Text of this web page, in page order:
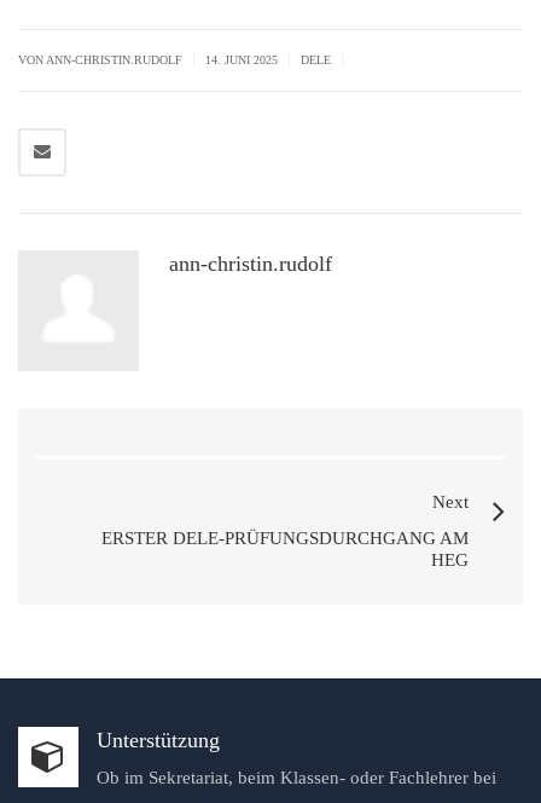
VON ANN-CHRISTIN.RUDOLF 14. JUNI 2025 DELE
ann-christin.rudolf
Next
ERSTER DELE-PRÜFUNGSDURCHGANG AM
HEG
Unterstützung
Ob im Sekretariat, beim Klassen- oder Fachlehrer bei